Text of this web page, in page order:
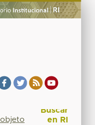
Buscar
en RI